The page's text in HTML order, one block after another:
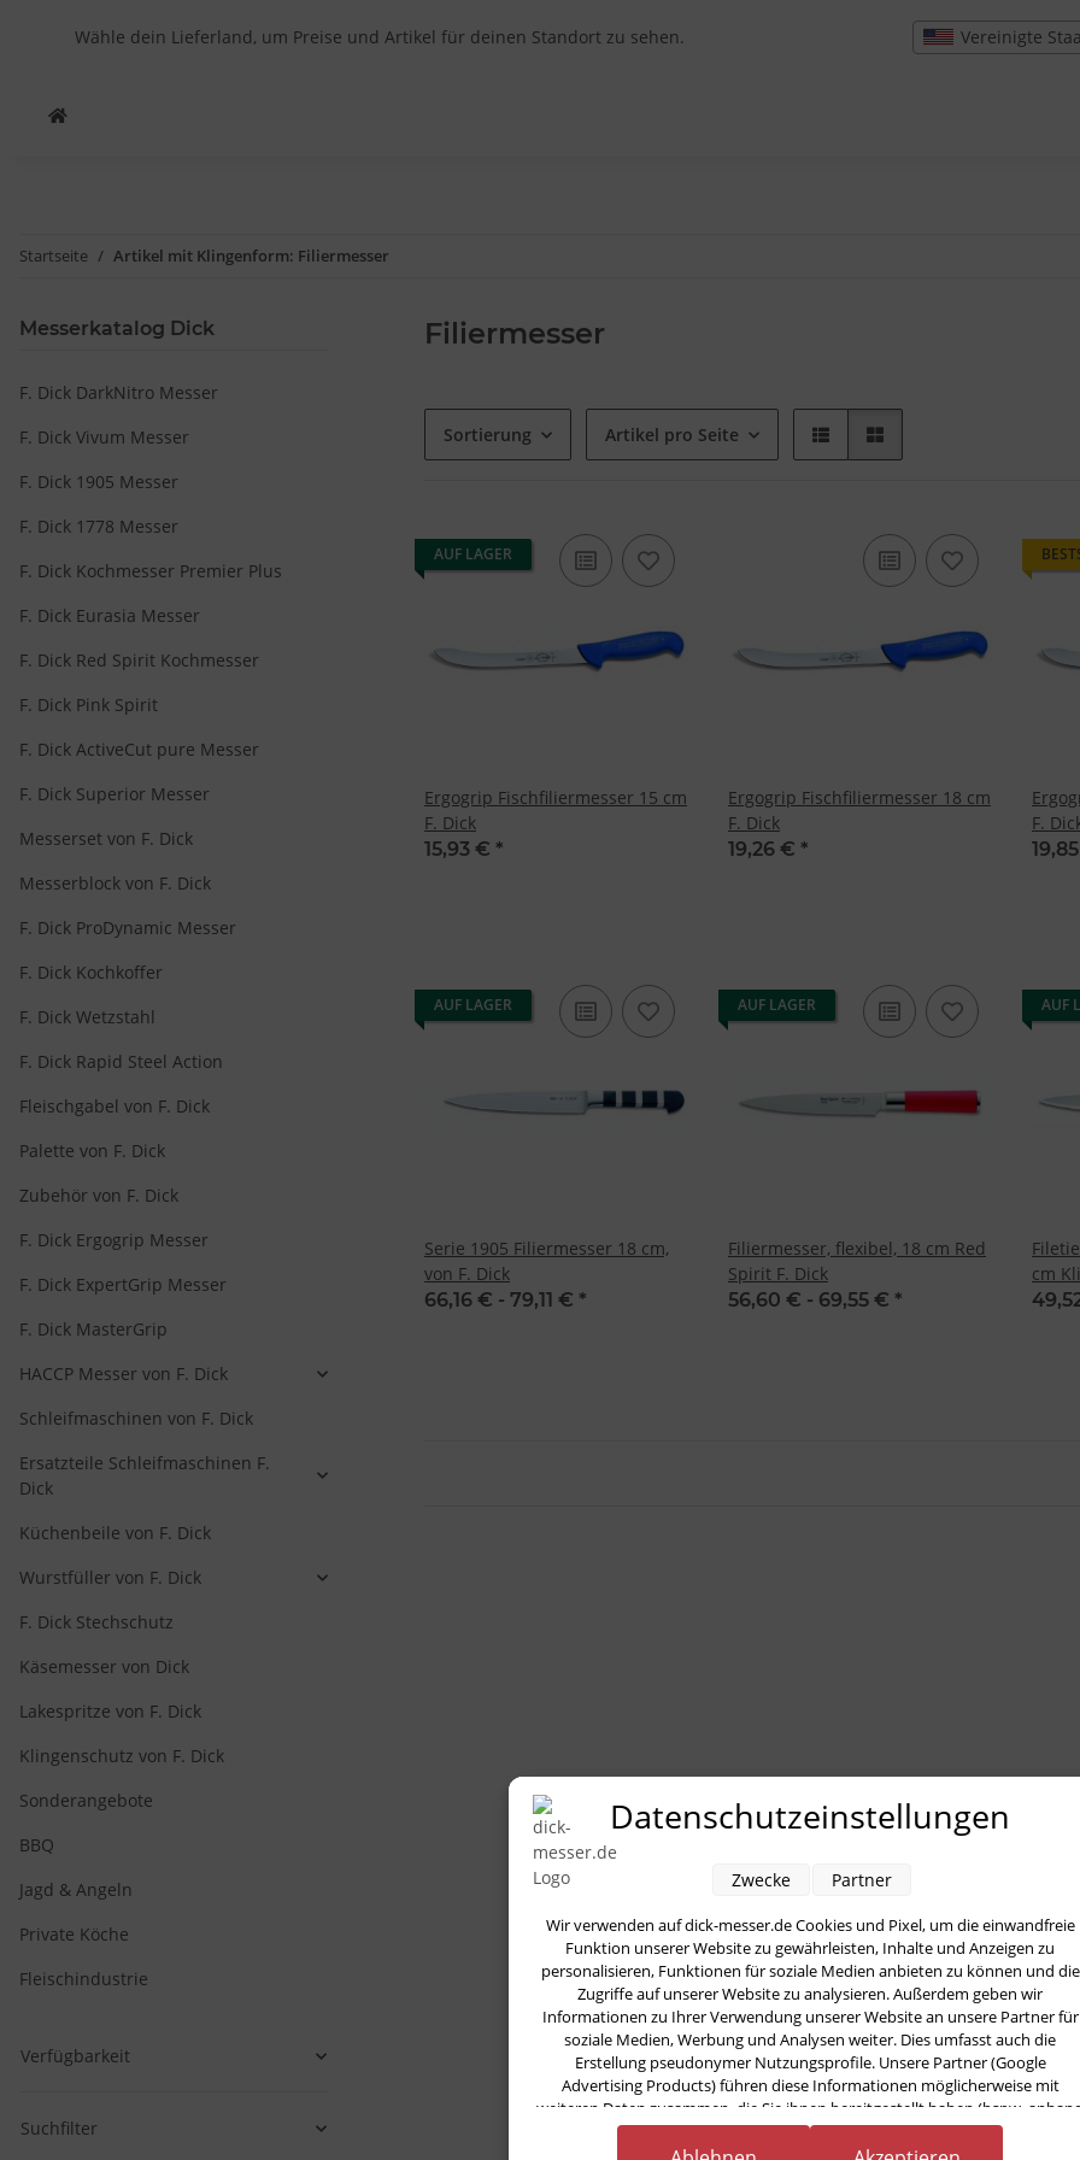
Wähle dein Lieferland, um Preise und Artikel für deinen Standort zu sehen. Vereinigte
Startseite Artikel mit Klingenform: Filiermesser
Filiermesser
Sortierung Artikel pro Seite
AUF LAGER
Ergogrip Fischfiliermesser 15 cm
F. Dick
15,93 € *
Ergogrip Fischfiliermesser 18 cm
F. Dick
19,26 € *
F.
AUF LAGER
Serie 1905 Filiermesser 18 cm,
von F. Dick
66,16 € - 79,11 € *
AUF LAGER
Filiermesser, flexibel, 18 cm Red
Spirit F. Dick
56,60 € - 69,55 € *
AUF
cm
Dick
Messerkatalog Dick
F. Dick DarkNitro Messer
F. Dick Vivum Messer
F. Dick 1905 Messer
F. Dick 1778 Messer
F. Dick Kochmesser Premier Plus
F. Dick Eurasia Messer
F. Dick Red Spirit Kochmesser
F. Dick Pink Spirit
F. Dick ActiveCut pure Messer
F. Dick Superior Messer
Messerset von F. Dick
Messerblock von F. Dick
F. Dick ProDynamic Messer
F. Dick Kochkoffer
F. Dick Wetzstahl
F. Dick Rapid Steel Action
Fleischgabel von F. Dick
Palette von F. Dick
Zubehör von F. Dick
F. Dick Ergogrip Messer
F. Dick ExpertGrip Messer
F. Dick MasterGrip
HACCP Messer von F. Dick
Schleifmaschinen von F. Dick
Ersatzteile Schleifmaschinen F.
Dick
Küchenbeile von F. Dick
Wurstfüller von F. Dick
F. Dick Stechschutz
Käsemesser von Dick
Lakespritze von F. Dick
Klingenschutz von F. Dick
Sonderangebote
BBQ
Jagd & Angeln
Private Köche
Fleischindustrie
Verfügbarkeit
Suchfilter
Datenschutzeinstellungen
Wir verwenden auf dick-messer.de Cookies und Pixel, um die einwandfreie
Funktion unserer Website zu gewährleisten, Inhalte und Anzeigen zu
personalisieren, Funktionen für soziale Medien anbieten zu können und die
Zugriffe auf unserer Website zu analysieren. Außerdem geben wir
Informationen zu Ihrer Verwendung unserer Website an unsere Partner für
soziale Medien, Werbung und Analysen weiter. Dies umfasst auch die
Erstellung pseudonymer Nutzungsprofile. Unsere Partner (Google
Advertising Products) führen diese Informationen möglicherweise mit
weiteren Daten zusammen, die Sie ihnen bereitgestellt haben (bspw.
eines persönlichen Accounts) oder welche sie im Rahmen Ihrer Nutzung der
Dienste gesammelt haben (bspw. Nutzungsdaten anderer Geräte). Ihre
Zwecke Partner